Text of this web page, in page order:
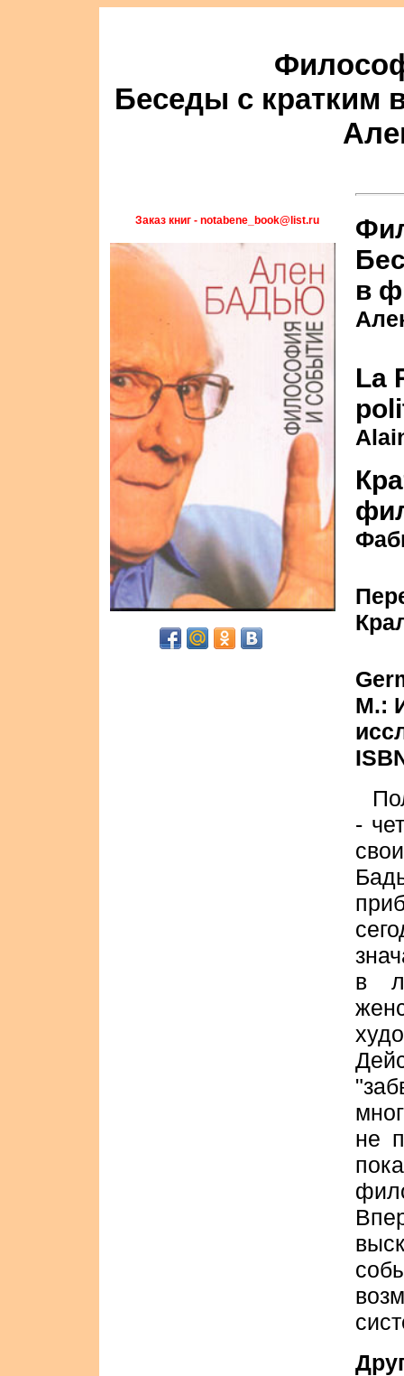
Беседы с
Заказ книг - notabene_book@list.ru
в
La
М.:
-
в
не